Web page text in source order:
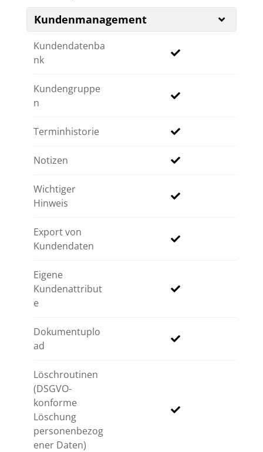
Kundenmanagement
Kundendatenba
nk
Kundengruppe
n
Terminhistorie
Notizen
Wichtiger
Hinweis
Export von
Kundendaten
Eigene
Kundenattribut
e
Dokumentuplo
ad
Löschroutinen
(DSGVO-
konforme
Löschung
personenbezog
ener Daten)